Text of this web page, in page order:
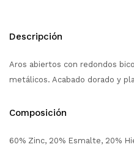
Descripción
Aros abiertos con redondos
metálicos. Acabado dorado y
Composición
60% Zinc, 20% Esmalte, 20%